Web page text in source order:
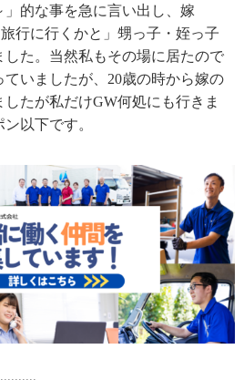
的な事を急に言い出し、嫁
行に行くかと」甥っ子・姪っ子
した。当然私もその場に居たので
ていましたが、20歳の時から嫁の
たが私だけGW何処にも行きま
以下です。